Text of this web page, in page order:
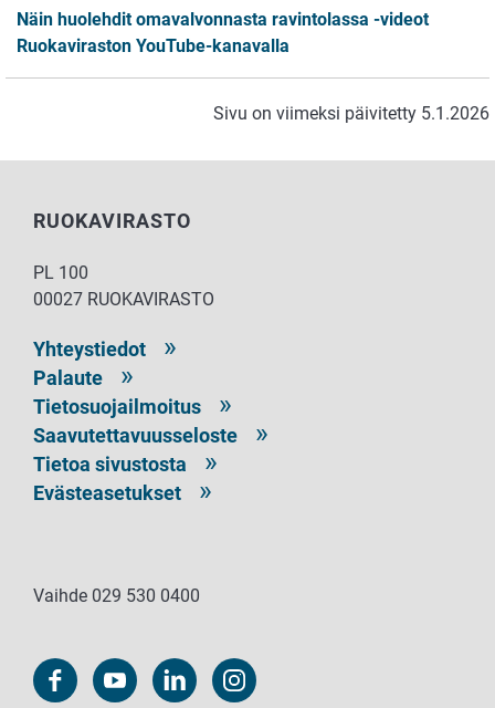
Näin huolehdit omavalvonnasta ravintolassa -videot
Ruokaviraston YouTube-kanavalla
Sivu on viimeksi päivitetty 5.1.2026
RUOKAVIRASTO
PL 100
00027 RUOKAVIRASTO
Yhteystiedot
Palaute
Tietosuojailmoitus
Saavutettavuusseloste
Tietoa sivustosta
Evästeasetukset
Vaihde 029 530 0400